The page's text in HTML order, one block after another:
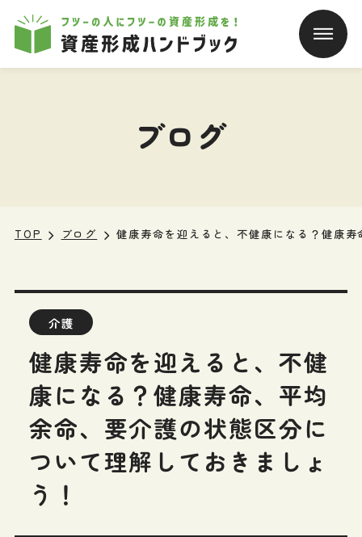
本文へ移動
ブログ
TOP ブログ 健康寿命を迎えると、不健康になる？健康
介護
健康寿命を迎えると、不健
康になる？健康寿命、平均
余命、要介護の状態区分に
ついて理解しておきましょ
う！